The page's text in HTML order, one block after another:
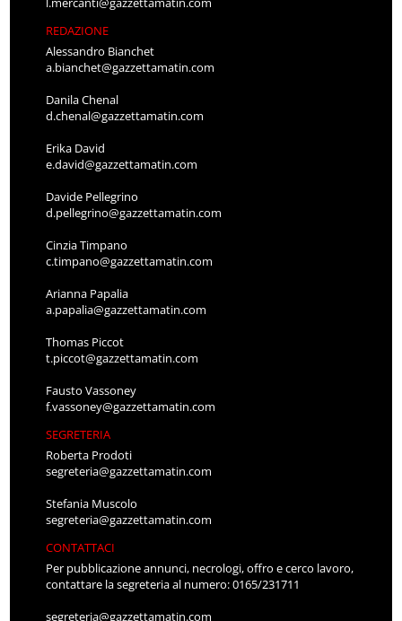
REDAZIONE
Alessandro Bianchet
a.bianchet@gazzettamatin.com
Danila Chenal
d.chenal@gazzettamatin.com
Erika David
e.david@gazzettamatin.com
Davide Pellegrino
d.pellegrino@gazzettamatin.com
Cinzia Timpano
c.timpano@gazzettamatin.com
Arianna Papalia
a.papalia@gazzettamatin.com
Thomas Piccot
t.piccot@gazzettamatin.com
Fausto Vassoney
f.vassoney@gazzettamatin.com
SEGRETERIA
Roberta Prodoti
segreteria@gazzettamatin.com
Stefania Muscolo
segreteria@gazzettamatin.com
CONTATTACI
Per pubblicazione annunci, necrologi, offro e cerco lavoro,
contattare la segreteria al numero: 0165/231711
segreteria@gazzettamatin.com